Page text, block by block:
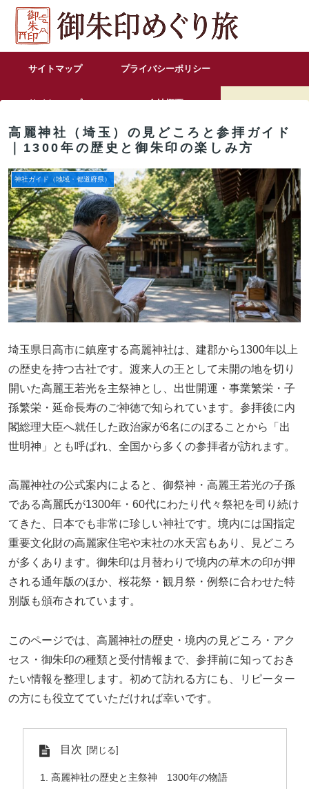
サイトマップ プライバシーポリシー
サイトマップ 会社概要
お問い合わせ
高麗神社（埼玉）の見どころと参拝ガイド
｜1300年の歴史と御朱印の楽しみ方
神社ガイド（地域・都道府県）
埼玉県日高市に鎮座する高麗神社は、建郡から1300年以上
の歴史を持つ古社です。渡来人の王として未開の地を切り
開いた高麗王若光を主祭神とし、出世開運・事業繁栄・子
孫繁栄・延命長寿のご神徳で知られています。参拝後に内
閣総理大臣へ就任した政治家が6名にのぼることから「出
世明神」とも呼ばれ、全国から多くの参拝者が訪れます。
高麗神社の公式案内によると、御祭神・高麗王若光の子孫
である高麗氏が1300年・60代にわたり代々祭祀を司り続け
てきた、日本でも非常に珍しい神社です。境内には国指定
重要文化財の高麗家住宅や末社の水天宮もあり、見どころ
が多くあります。御朱印は月替わりで境内の草木の印が押
される通年版のほか、桜花祭・観月祭・例祭に合わせた特
別版も頒布されています。
このページでは、高麗神社の歴史・境内の見どころ・アク
セス・御朱印の種類と受付情報まで、参拝前に知っておき
たい情報を整理します。初めて訪れる方にも、リピーター
の方にも役立てていただければ幸いです。
目次
高麗神社の歴史と主祭神 1300年の物語